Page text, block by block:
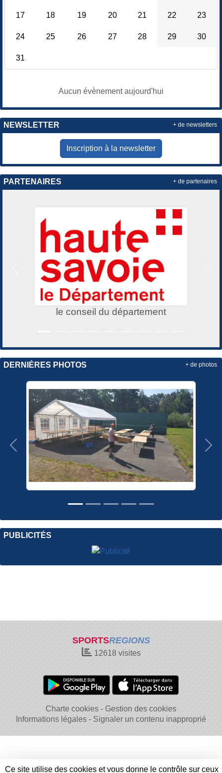
17 18 19 20 21 22 23
24 25 26 27 28 29 30
31
Aucun évènement aujourd'hui
NEWSLETTER
Inscription à la newsletter
+ de newsletters
PARTENAIRES
Agence immobilère
Précedent
+ de partenaires
DERNIÈRES PHOTOS
Précedent
+ de photos
PUBLICITÉS
SPORTSREGIONS
12618visites
Charte cookies
Gestion des cookies
Informations légales
Signaler un contenu inapproprié
Ce site utilise des cookies et vous donne le contrôle sur ceux